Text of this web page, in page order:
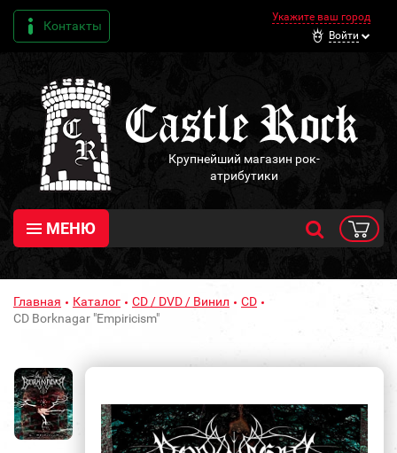
Контакты
Укажите ваш город
Войти
Крупнейший магазин рок-
атрибутики
МЕНЮ
Главная Каталог CD / DVD / Винил
CD
CD Borknagar "Empiricism"